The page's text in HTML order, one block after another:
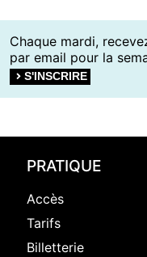
Chaque mardi,
par email pour la
S'INSCRIRE
PRATIQUE
Accès
Tarifs
Billetterie